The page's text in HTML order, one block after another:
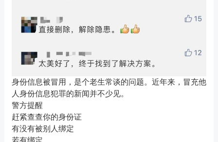
身份信息被冒用，是个老生常谈的问题。近年来，冒充他
人身份信息犯罪的新闻并不少见。
警方提醒
赶紧查查你的身份证
有没有被别人绑定
若有绑定